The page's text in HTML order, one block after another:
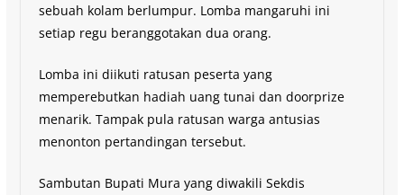
sebuah kolam berlumpur. Lomba mangaruhi ini
setiap regu beranggotakan dua orang.
Lomba ini diikuti ratusan peserta yang
memperebutkan hadiah uang tunai dan doorprize
menarik. Tampak pula ratusan warga antusias
menonton pertandingan tersebut.
Sambutan Bupati Mura yang diwakili Sekdis